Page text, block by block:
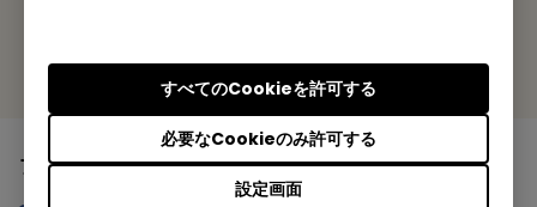
設定画面
必要なCookieのみ許可する
すべてのCookieを許可する
フォローする